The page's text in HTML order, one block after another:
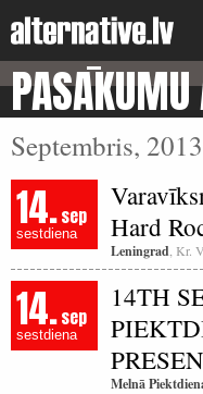
Septembris, 2013
14.sep
sestdiena
Hard
Leningrad , Kr.
14.sep
sestdiena
14TH
Melnā